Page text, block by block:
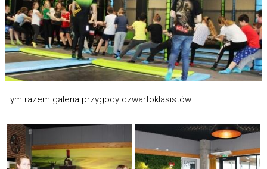
Tym razem galeria przygody czwartoklasistów.